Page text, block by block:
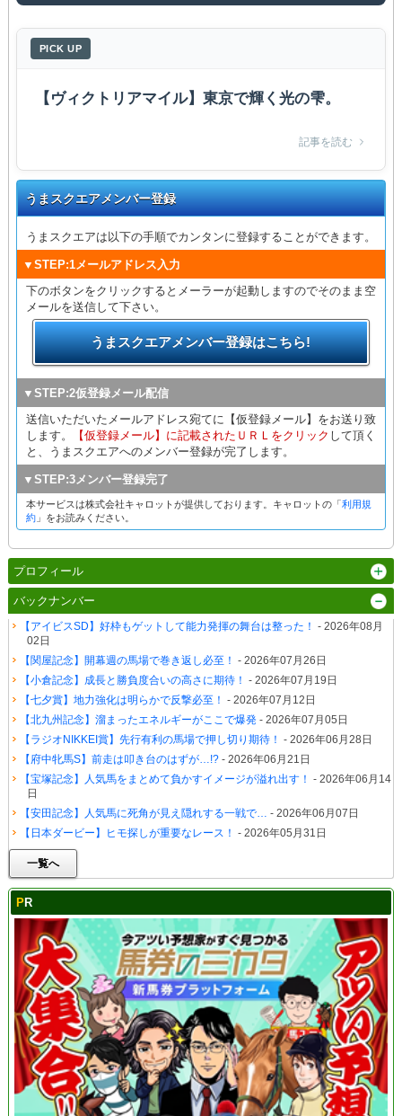
PICK UP
【ヴィクトリアマイル】東京で輝く光の雫。
記事を読む
うまスクエアメンバー登録
うまスクエアは以下の手順でカンタンに登録することができます。
▼STEP:1メールアドレス入力
下のボタンをクリックするとメーラーが起動しますのでそのまま空
メールを送信して下さい。
うまスクエアメンバー登録はこちら!
▼STEP:2仮登録メール配信
送信いただいたメールアドレス宛てに【仮登録メール】をお送り致
します。
【仮登録メール】に記載されたＵＲＬをクリック して頂く
と、うまスクエアへのメンバー登録が完了します。
▼STEP:3メンバー登録完了
本サービスは株式会社キャロットが提供しております。キャロットの「利用規
約」をお読みください。
プロフィール
バックナンバー
【アイビスSD】好枠もゲットして能力発揮の舞台は整った！ - 2026年08月
02日
【関屋記念】開幕週の馬場で巻き返し必至！ - 2026年07月26日
【小倉記念】成長と勝負度合いの高さに期待！ - 2026年07月19日
【七夕賞】地力強化は明らかで反撃必至！ - 2026年07月12日
【北九州記念】溜まったエネルギーがここで爆発- 2026年07月05日
【ラジオNIKKEI賞】先行有利の馬場で押し切り期待！ - 2026年06月28日
【府中牝馬S】前走は叩き台のはずが…!?- 2026年06月21日
【宝塚記念】人気馬をまとめて負かすイメージが溢れ出す！ - 2026年06月14
日
【安田記念】人気馬に死角が見え隠れする一戦で… - 2026年06月07日
【日本ダービー】ヒモ探しが重要なレース！ - 2026年05月31日
一覧へ
PR